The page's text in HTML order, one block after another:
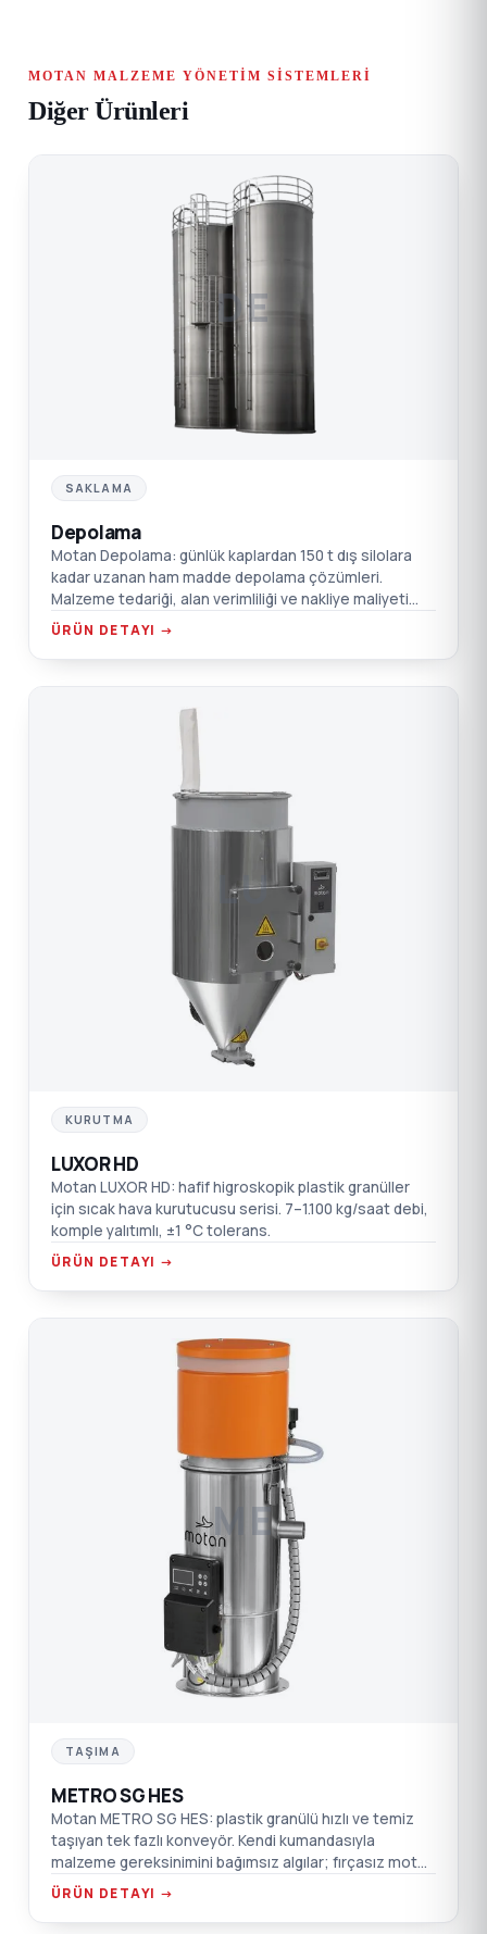
MOTAN MALZEME YÖNETIM SISTEMLERI
Diğer Ürünleri
DE
SAKLAMA
Depolama
Motan Depolama: günlük kaplardan 150 t dış silolara
kadar uzanan ham madde depolama çözümleri.
Malzeme tedariği, alan verimliliği ve nakliye maliyeti
optimize edilir.
ÜRÜN DETAYI →
LU
KURUTMA
LUXOR HD
Motan LUXOR HD: hafif higroskopik plastik granüller
için sıcak hava kurutucusu serisi. 7–1.100 kg/saat debi,
komple yalıtımlı, ±1 °C tolerans.
ÜRÜN DETAYI →
ME
TAŞIMA
METRO SG HES
Motan METRO SG HES: plastik granülü hızlı ve temiz
taşıyan tek fazlı konveyör. Kendi kumandasıyla
malzeme gereksinimini bağımsız algılar; fırçasız motor,
sessiz çalışma.
ÜRÜN DETAYI →